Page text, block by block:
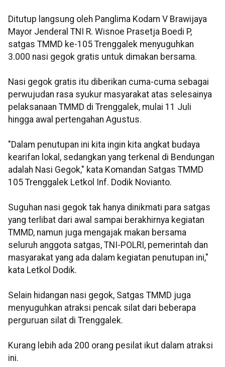
Ditutup langsung oleh Panglima Kodam V Brawijaya
Mayor Jenderal TNI R. Wisnoe Prasetja Boedi P,
satgas TMMD ke-105 Trenggalek menyuguhkan
3.000 nasi gegok gratis untuk dimakan bersama.
Nasi gegok gratis itu diberikan cuma-cuma sebagai
perwujudan rasa syukur masyarakat atas selesainya
pelaksanaan TMMD di Trenggalek, mulai 11 Juli
hingga awal pertengahan Agustus.
"Dalam penutupan ini kita ingin kita angkat budaya
kearifan lokal, sedangkan yang terkenal di Bendungan
adalah Nasi Gegok," kata Komandan Satgas TMMD
105 Trenggalek Letkol Inf. Dodik Novianto.
Suguhan nasi gegok tak hanya dinikmati para satgas
yang terlibat dari awal sampai berakhirnya kegiatan
TMMD, namun juga mengajak makan bersama
seluruh anggota satgas, TNI-POLRI, pemerintah dan
masyarakat yang ada dalam kegiatan penutupan ini,"
kata Letkol Dodik.
Selain hidangan nasi gegok, Satgas TMMD juga
menyuguhkan atraksi pencak silat dari beberapa
perguruan silat di Trenggalek.
Kurang lebih ada 200 orang pesilat ikut dalam atraksi
ini.